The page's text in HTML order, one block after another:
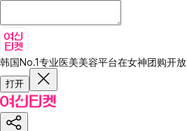
韩国No.1专业医美美容平台在女神团购开放
打开